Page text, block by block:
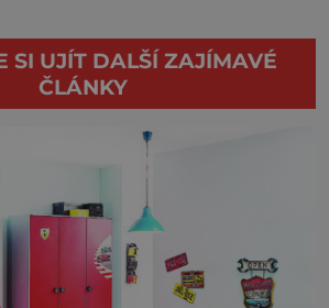
SI UJÍT DALŠÍ ZAJÍMAVÉ
ČLÁNKY